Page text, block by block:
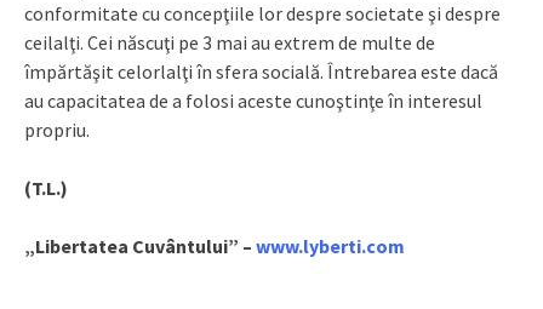
conformitate cu concepţiile lor despre societate şi despre
ceilalţi. Cei născuţi pe 3 mai au extrem de multe de
împărtăşit celorlalţi în sfera socială. Întrebarea este dacă
au capacitatea de a folosi aceste cunoştinţe în interesul
propriu.
(T.L.)
„Libertatea Cuvântului” – www.lyberti.com